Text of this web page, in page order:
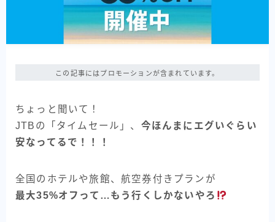
この記事にはプロモーションが含まれています。
ちょっと聞いて！
JTBの「タイムセール」、 今ほんまにエグいぐらい
安なってるで！！！
全国のホテルや旅館、航空券付きプランが
最大35%オフって…もう行くしかないやろ